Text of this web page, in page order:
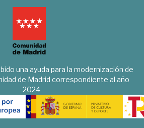
una ayuda para la modernización de
de Madrid correspondiente al año
2024